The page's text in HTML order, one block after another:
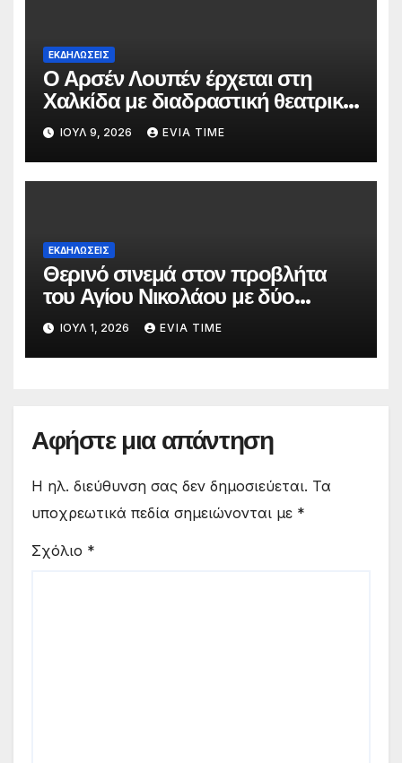
ΕΚΔΗΛΩΣΕΙΣ
Ο Αρσέν Λουπέν έρχεται στη
Χαλκίδα με διαδραστική θεατρική
παράσταση
ΙΟΎΛ 9, 2026 EVIA TIME
ΕΚΔΗΛΩΣΕΙΣ
Θερινό σινεμά στον προβλήτα
του Αγίου Νικολάου με δύο
οικογενειακές ταινίες
ΙΟΎΛ 1, 2026 EVIA TIME
Αφήστε μια απάντηση
Η ηλ. διεύθυνση σας δεν δημοσιεύεται. Τα
υποχρεωτικά πεδία σημειώνονται με *
Σχόλιο *